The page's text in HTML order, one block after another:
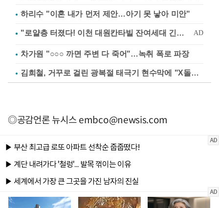
하리수 "이혼 내가 먼저 제안…아기 못 낳아 미안"
차가원 "○○○ 까면 주변 다 죽어"…녹취 폭로 파장
김희철, 거꾸로 걸린 광복절 태극기 현수막에 "X돌았네"
◎공감언론 뉴시스embco@newsis.com